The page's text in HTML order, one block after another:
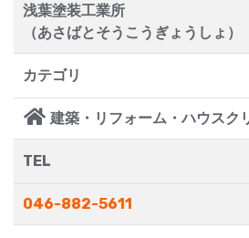
浅葉塗装工業所
（あさばとそうこうぎょうしょ）
カテゴリ
建築・リフォーム・ハウスク
TEL
046-882-5611